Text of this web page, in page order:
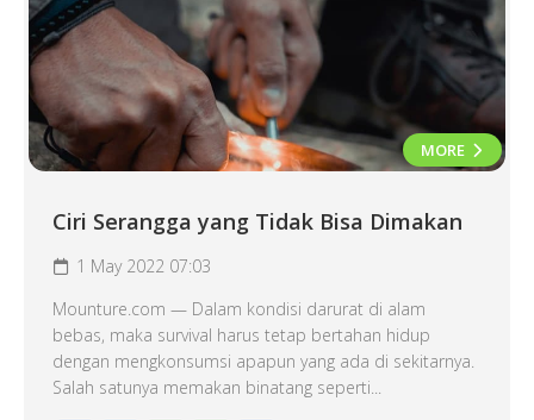
MORE
Ciri Serangga yang Tidak Bisa Dimakan
1 May 2022 07:03
Mounture.com — Dalam kondisi darurat di alam
bebas, maka survival harus tetap bertahan hidup
dengan mengkonsumsi apapun yang ada di sekitarnya.
Salah satunya memakan binatang seperti...